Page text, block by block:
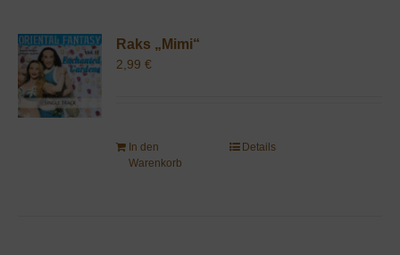
Raks „Mimi“
2,99€
In den
Warenkorb
Details